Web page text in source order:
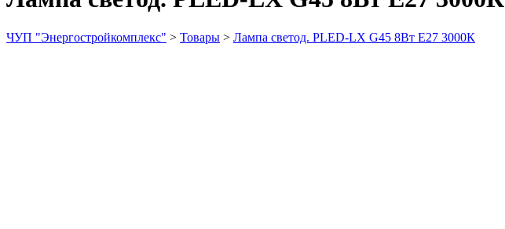
ЧУП "Энергостройкомплекс" > Товары > Лампа светод. PLED-LX G45 8Вт Е27 3000К